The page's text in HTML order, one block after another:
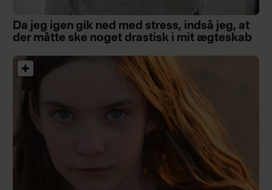
Da jeg igen gik ned med stress, indså jeg, at
der måtte ske noget drastisk i mit ægteskab